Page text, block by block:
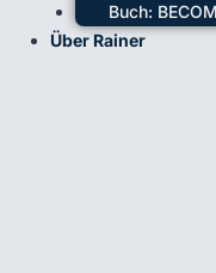
Buch:
Über Rainer